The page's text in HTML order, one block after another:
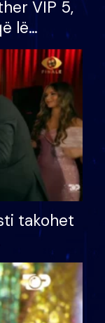
VIP 5,
lë
për
takohet
letër